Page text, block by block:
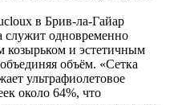
в Брив-ла-Гайар
служит одновременно
и эстетичным
объём. «Сетка
ультрафиолетовое
около 64%, что